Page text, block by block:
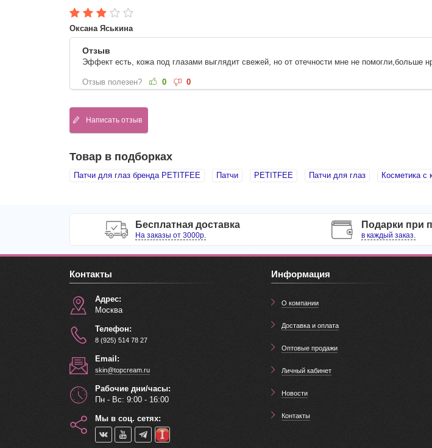
Оксана Яськина
Отзыв
Эффект есть, кожа под глазами выглядит свежей, но от отечности мне не помогли,больше
Отзыв полезен? 0 0
Написать отзыв
Товар в подборках
Патчи для глаз бренда PETITFEE Патчи PETITFEE Патчи для глаз Косметика с
Бесплатная доставка
На заказы от 3000р.
Подарки при
в каждый заказ.
Контакты
Адрес:
Москва
Телефон:
8 (925) 514 78 27
Email:
skin@topcream.ru
Рабочие дни/часы:
Пн - Вс: 9:00 - 16:00
Мы в соц. сетях:
Информация
О компании
Доставка и оплата
Оптовые продажи
Личный кабинет
Новости
Контакты